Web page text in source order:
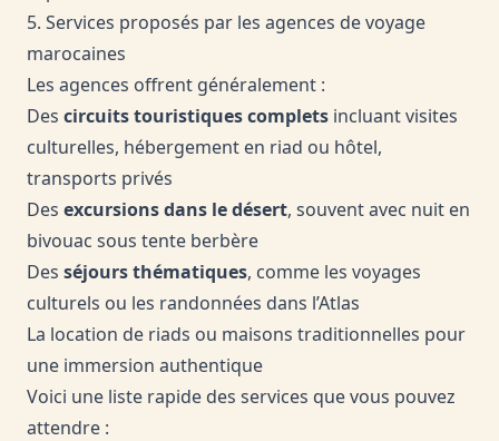
5. Services proposés par les agences de voyage
marocaines
Les agences offrent généralement :
Des circuits touristiques complets incluant visites
culturelles, hébergement en riad ou hôtel,
transports privés
Des excursions dans le désert, souvent avec nuit en
bivouac sous tente berbère
Des séjours thématiques, comme les voyages
culturels ou les randonnées dans l’Atlas
La location de riads ou maisons traditionnelles pour
une immersion authentique
Voici une liste rapide des services que vous pouvez
attendre :